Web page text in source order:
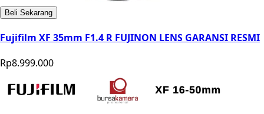
Beli Sekarang
Fujifilm XF 35mm F1.4 R FUJINON LENS GARANSI RESMI
Rp8.999.000